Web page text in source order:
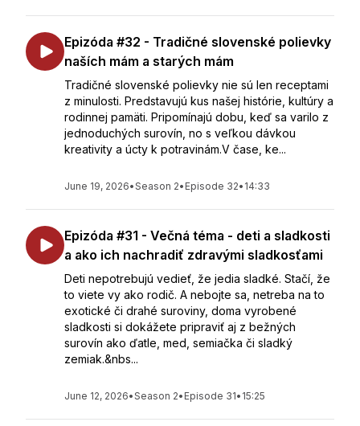
Epizóda #32 - Tradičné slovenské polievky
naších mám a starých mám
Tradičné slovenské polievky nie sú len receptami
z minulosti. Predstavujú kus našej histórie, kultúry a
rodinnej pamäti. Pripomínajú dobu, keď sa varilo z
jednoduchých surovín, no s veľkou dávkou
kreativity a úcty k potravinám.V čase, ke...
June 19, 2026•Season 2• Episode 32• 14:33
Epizóda #31 - Večná téma - deti a sladkosti
a ako ich nachradiť zdravými sladkosťami
Deti nepotrebujú vedieť, že jedia sladké. Stačí, že
to viete vy ako rodič. A nebojte sa, netreba na to
exotické či drahé suroviny, doma vyrobené
sladkosti si dokážete pripraviť aj z bežných
surovín ako ďatle, med, semiačka či sladký
zemiak.&nbs...
June 12, 2026•Season 2• Episode 31• 15:25